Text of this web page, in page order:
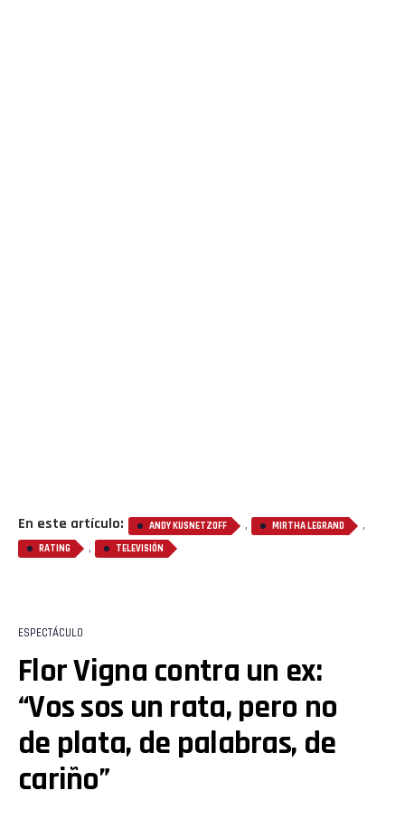
En este artículo: ANDY KUSNETZOFF , MIRTHA LEGRAND ,
RATING , TELEVISIÓN
ESPECTÁCULO
Flor Vigna contra un ex:
“Vos sos un rata, pero no
de plata, de palabras, de
cariño”